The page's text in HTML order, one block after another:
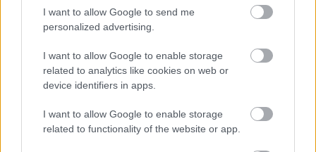
I want to allow Google to send me
personalized advertising.
I want to allow Google to enable storage
related to analytics like cookies on web or
device identifiers in apps.
I want to allow Google to enable storage
related to functionality of the website or app.
Kojima már fél évtizeddel
ezelőtt is rettegett a kizárólag
digitális jövőtől
Hunter_GS|2026 július 4. 12:01